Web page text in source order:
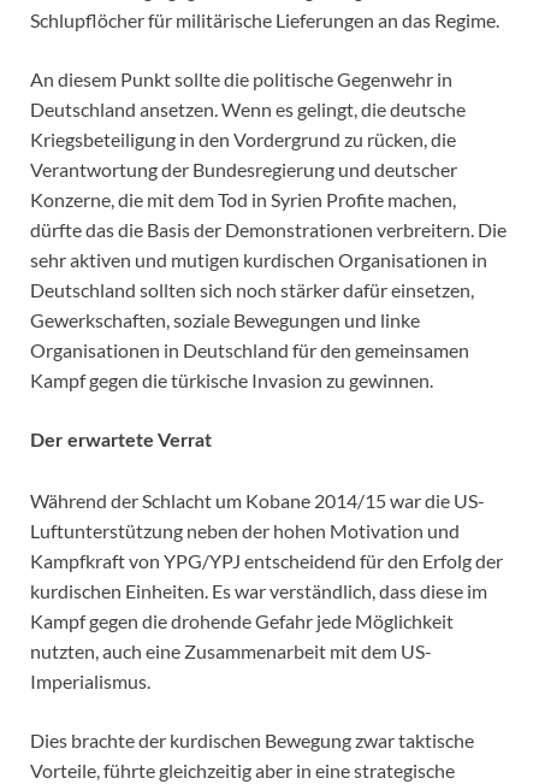
Schlupflöcher für militärische Lieferungen an das Regime.
An diesem Punkt sollte die politische Gegenwehr in
Deutschland ansetzen. Wenn es gelingt, die deutsche
Kriegsbeteiligung in den Vordergrund zu rücken, die
Verantwortung der Bundesregierung und deutscher
Konzerne, die mit dem Tod in Syrien Profite machen,
dürfte das die Basis der Demonstrationen verbreitern. Die
sehr aktiven und mutigen kurdischen Organisationen in
Deutschland sollten sich noch stärker dafür einsetzen,
Gewerkschaften, soziale Bewegungen und linke
Organisationen in Deutschland für den gemeinsamen
Kampf gegen die türkische Invasion zu gewinnen.
Der erwartete Verrat
Während der Schlacht um Kobane 2014/15 war die US-
Luftunterstützung neben der hohen Motivation und
Kampfkraft von YPG/YPJ entscheidend für den Erfolg der
kurdischen Einheiten. Es war verständlich, dass diese im
Kampf gegen die drohende Gefahr jede Möglichkeit
nutzten, auch eine Zusammenarbeit mit dem US-
Imperialismus.
Dies brachte der kurdischen Bewegung zwar taktische
Vorteile, führte gleichzeitig aber in eine strategische